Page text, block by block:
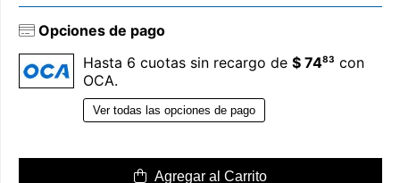
Opciones de pago
Hasta 6 cuotas sin recargo de $ 7483 con
OCA.
Ver todas las opciones de pago
Agregar al Carrito